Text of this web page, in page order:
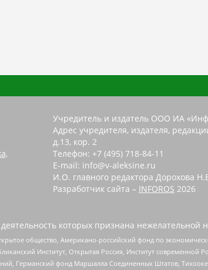
Учредитель и издатель ООО ИА
Адрес учредителя, издателя,
д.13, кор. 2
Телефон: +7 (495) 718-84-11
E-mail: info@v-aleksine.ru
И.О. главного редактора Дорохова
Разработчик сайта – INFOROS 2026
которых признана нежелательной
общество, Американо-российский фонд по
Институт, Открытая Россия, Институт современной
Германский фонд Маршалла Соединенных Штатов,